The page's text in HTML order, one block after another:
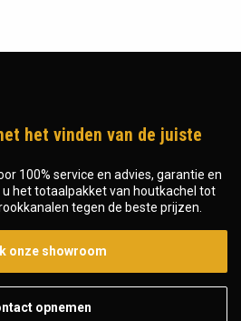
het vinden van de juiste
100% service en advies, garantie en
u het totaalpakket van houtkachel tot
tegen de beste prijzen.
onze showroom
opnemen